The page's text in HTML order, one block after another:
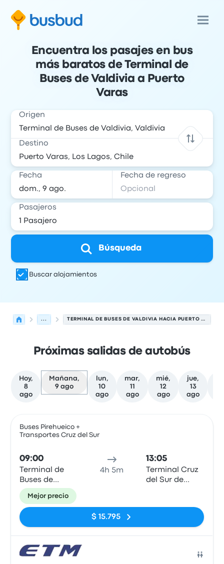
Encuentra los pasajes en bus
más baratos de Terminal de
Buses de Valdivia a Puerto
Varas
Origen
Destino
Fecha Fecha de regreso
Pasajeros
Búsqueda
Buscar alojamientos
... TERMINAL DE BUSES DE VALDIVIA HACIA PUERTO VARAS
Próximas salidas de autobús
Hoy,
8
ago
Mañana,
9 ago
lun,
10
ago
mar,
11
ago
mié,
12
ago
jue,
13
ago
Buses Pirehueico +
Transportes Cruz del Sur
09:00
Terminal de
Buses de
Valdivia
4h 5m
13:05
Terminal Cruz
del Sur de
Mejor precio
$ 15.795